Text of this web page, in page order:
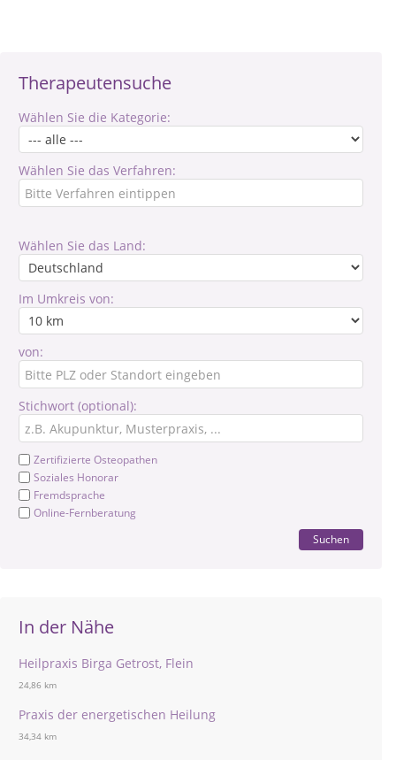
Therapeutensuche
Wählen Sie die Kategorie:
Wählen Sie das Verfahren:
Wählen Sie das Land:
Im Umkreis von:
von:
Stichwort (optional):
Zertifizierte Osteopathen
Soziales Honorar
Fremdsprache
Online-Fernberatung
Suchen
In der Nähe
Heilpraxis Birga Getrost, Flein
24,86 km
Praxis der energetischen Heilung
34,34 km